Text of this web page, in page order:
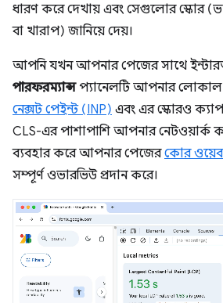
ধারণ করে দেখায় এবং সেগুলোর স্কোর
বা খারাপ) জানিয়ে দেয়।
আপনি যখন আপনার পেজের সাথে
পারফরম্যান্সপ্যানেলটি আপনার লোকাল
নেক্সট পেইন্ট (INP) এবং এর স্কোরও
CLS-এর পাশাপাশি আপনার নেটওয়ার্ক
ব্যবহার করে আপনার পেজেরকোর
সম্পূর্ণ ওভারভিউ প্রদান করে।